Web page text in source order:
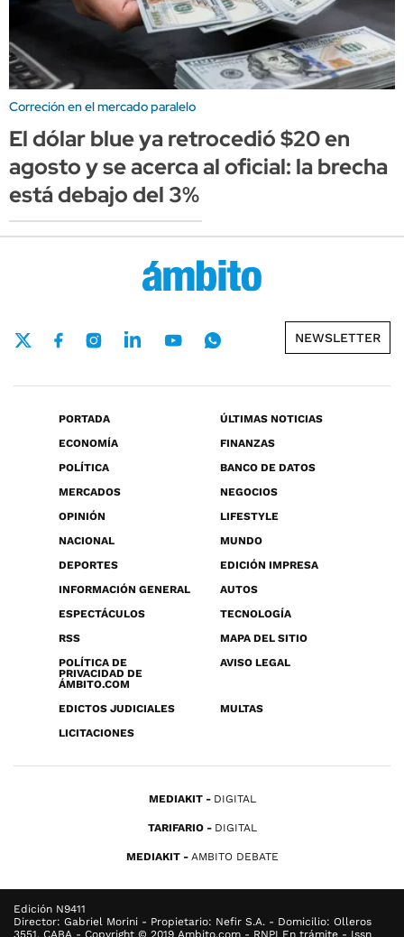
Correción en el mercado paralelo
El dólar blue ya retrocedió $20 en
agosto y se acerca al oficial: la brecha
está debajo del 3%
NEWSLETTER
PORTADA
ÚLTIMAS NOTICIAS
ECONOMÍA
FINANZAS
POLÍTICA
BANCO DE DATOS
MERCADOS
NEGOCIOS
OPINIÓN
LIFESTYLE
NACIONAL
MUNDO
DEPORTES
EDICIÓN IMPRESA
INFORMACIÓN GENERAL
AUTOS
ESPECTÁCULOS
TECNOLOGÍA
RSS
MAPA DEL SITIO
POLÍTICA DE
PRIVACIDAD DE
ÁMBITO.COM
AVISO LEGAL
EDICTOS JUDICIALES
MULTAS
LICITACIONES
MEDIAKIT DIGITAL
TARIFARIO DIGITAL
MEDIAKIT AMBITO DEBATE
Edición N9411
Director: Gabriel Morini - Propietario: Nefir S.A. - Domicilio: Olleros
3551, CABA - Copyright © 2019 Ambito.com - RNPI En trámite - Issn